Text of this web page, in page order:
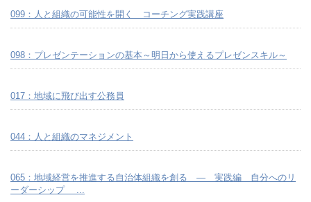
099：人と組織の可能性を開く コーチング実践講座
098：プレゼンテーションの基本～明日から使えるプレゼンスキル～
017：地域に飛び出す公務員
044：人と組織のマネジメント
065：地域経営を推進する自治体組織を創る ― 実践編 自分へのリ
ーダーシップ ...